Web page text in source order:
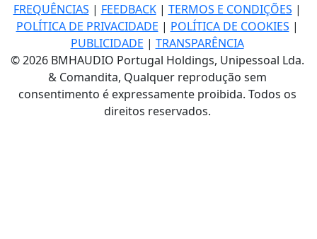
FREQUÊNCIAS | FEEDBACK| TERMOS E CONDIÇÕES |
POLÍTICA DE PRIVACIDADE | POLÍTICA DE COOKIES |
PUBLICIDADE | TRANSPARÊNCIA
© 2026 BMHAUDIO Portugal Holdings, Unipessoal Lda.
& Comandita, Qualquer reprodução sem
consentimento é expressamente proibida. Todos os
direitos reservados.